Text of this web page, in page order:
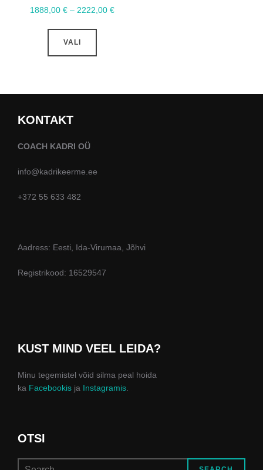
1888,00€ – 2222,00€Hinnavahemik:
VALI
Sellel
varianti.
KONTAKT
COACH KADRI OÜ
info@kadrikeerme.ee
+372 55 633 482
Aadress: Eesti, Ida-Virumaa, Jõhvi
Registrikood: 16529547
KUST MIND VEEL LEIDA?
Minu tegemistel võid silma peal hoida
ka Facebookis ja Instagramis
OTSI
Search